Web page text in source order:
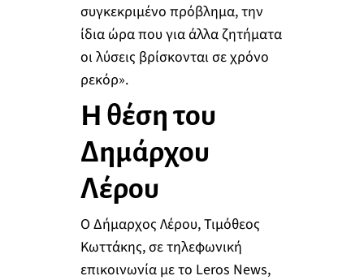
συγκεκριμένο πρόβλημα, την
ίδια ώρα που για άλλα ζητήματα
οι λύσεις βρίσκονται σε χρόνο
ρεκόρ».
Η θέση του
Δημάρχου
Λέρου
Ο Δήμαρχος Λέρου, Τιμόθεος
Κωττάκης, σε τηλεφωνική
επικοινωνία με το Leros News,